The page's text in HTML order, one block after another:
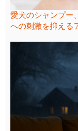
愛犬のシャンプー
への刺激を抑える